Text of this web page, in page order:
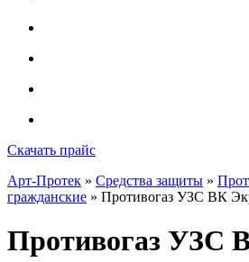
Скачать прайс
Арт-Протек » Средства защиты »
гражданские » Противогаз УЗС ВК
Противогаз УЗС